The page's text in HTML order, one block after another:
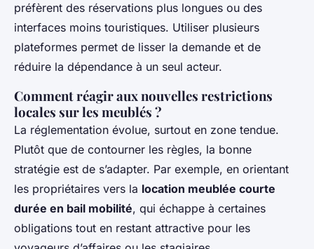
préfèrent des réservations plus longues ou des
interfaces moins touristiques. Utiliser plusieurs
plateformes permet de lisser la demande et de
réduire la dépendance à un seul acteur.
Comment réagir aux nouvelles restrictions
locales sur les meublés ?
La réglementation évolue, surtout en zone tendue.
Plutôt que de contourner les règles, la bonne
stratégie est de s’adapter. Par exemple, en orientant
les propriétaires vers la location meublée courte
durée en bail mobilité, qui échappe à certaines
obligations tout en restant attractive pour les